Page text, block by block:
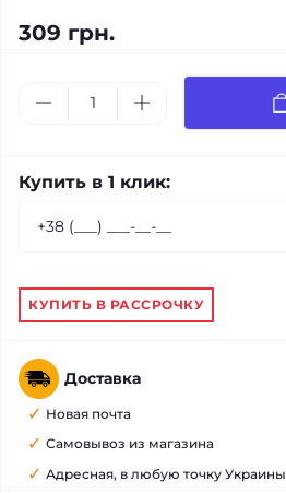
309 грн.
Купить в 1 клик:
КУПИТЬ В РАССРОЧКУ
Доставка
Новая почта
Самовывоз из магазина
Адресная, в любую точку Украины